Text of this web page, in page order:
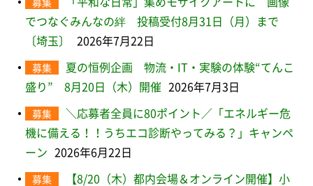
募集
「平和な日常」集めモザイクアートに 画像
でつなぐみんなの絆 投稿受付8月31日（月）まで
〔埼玉〕
2026年7月22日
募集
夏の恒例企画 物流・IT・実験の体験“てんこ
盛り” 8月20日（木）開催
2026年7月3日
募集
＼応募者全員に80ポイント／「エネルギー危
機に備える！！うちエコ診断やってみる？」キャンペ
ーン
2026年6月22日
募集
【8/20（木）都内会場＆オンライン開催】小